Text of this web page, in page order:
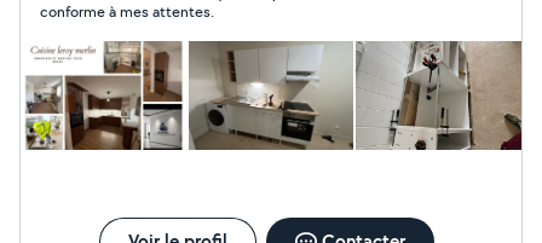
conforme à mes attentes.